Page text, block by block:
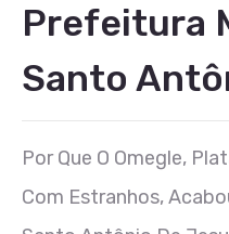
Prefeitura
Santo
Por Que O Omegle,
Com Estranhos,